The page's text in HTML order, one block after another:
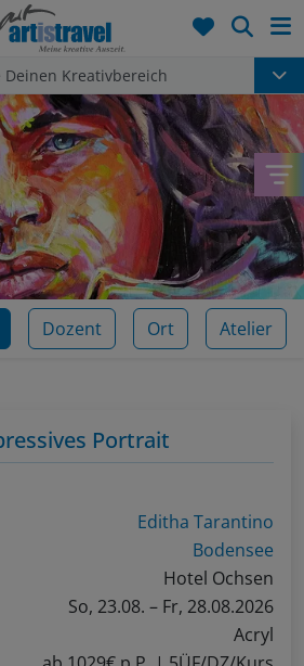
Deinen Kreativbereich
Dozent Ort Atelier
Portrait
Editha Tarantino
Bodensee
Hotel Ochsen
So, 23.08. – Fr, 28.08.2026
Acryl